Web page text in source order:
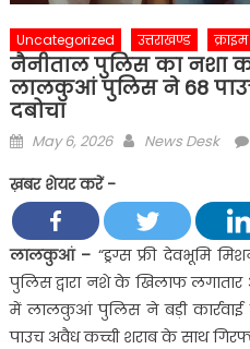
Uncategorized उत्तराखण्ड क्राइम
नैनीताल पुलिस का नशा
लालकुआं पुलिस ने 68
दबोचा
Posted
May 6, 2026 Author
News Desk
ख़बर शेयर करें -
लालकुआं – “ड्रग्स फ्री देवभूमि
पुलिस द्वारा नशे के खिलाफ लगातार
में लालकुआं पुलिस ने बड़ी
पाउच अवैध कच्ची शराब के साथ